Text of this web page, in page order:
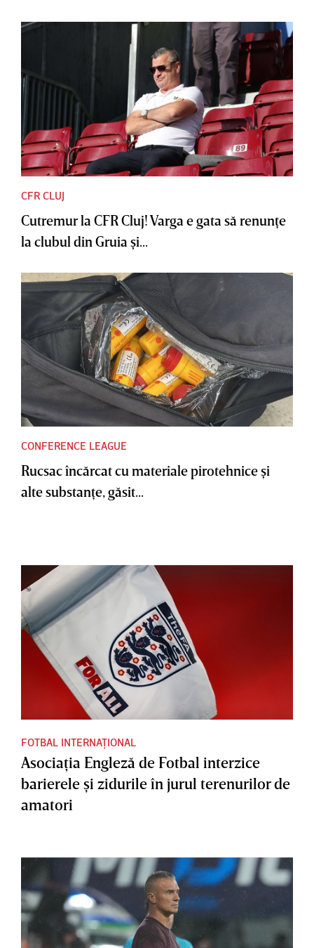
CFR CLUJ
Cutremur la CFR Cluj! Varga e gata să renunţe
la clubul din Gruia şi...
CONFERENCE LEAGUE
Rucsac încărcat cu materiale pirotehnice şi
alte substanţe, găsit...
FOTBAL INTERNAȚIONAL
Asociaţia Engleză de Fotbal interzice
barierele şi zidurile în jurul terenurilor de
amatori